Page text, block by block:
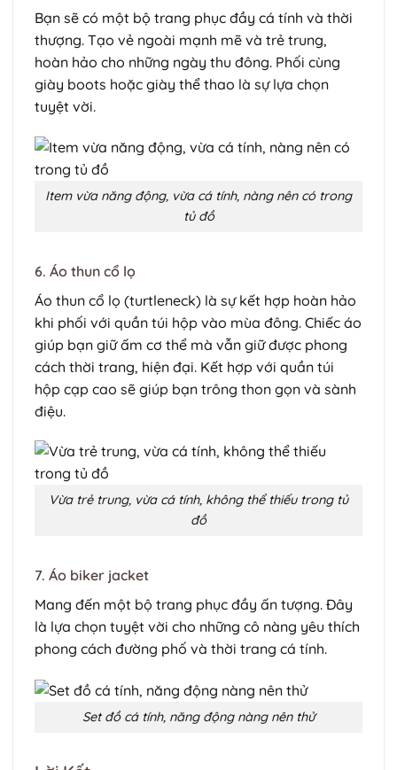
Bạn sẽ có một bộ trang phục đầy cá tính và thời
thượng. Tạo vẻ ngoài mạnh mẽ và trẻ trung,
hoàn hảo cho những ngày thu đông. Phối cùng
giày boots hoặc giày thể thao là sự lựa chọn
tuyệt vời.
Item vừa năng động, vừa cá tính, nàng nên có trong
tủ đồ
6. Áo thun cổ lọ
Áo thun cổ lọ (turtleneck) là sự kết hợp hoàn hảo
khi phối với quần túi hộp vào mùa đông. Chiếc áo
giúp bạn giữ ấm cơ thể mà vẫn giữ được phong
cách thời trang, hiện đại. Kết hợp với quần túi
hộp cạp cao sẽ giúp bạn trông thon gọn và sành
điệu.
Vừa trẻ trung, vừa cá tính, không thể thiếu trong tủ
đồ
7. Áo biker jacket
Mang đến một bộ trang phục đầy ấn tượng. Đây
là lựa chọn tuyệt vời cho những cô nàng yêu thích
phong cách đường phố và thời trang cá tính.
Set đồ cá tính, năng động nàng nên thử